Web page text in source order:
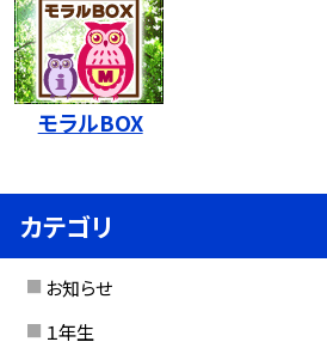
モラルBOX
カテゴリ
お知らせ
１年生